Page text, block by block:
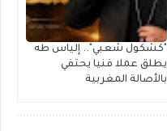
"كشكول شعبي".. إلياس طه
يطلق عملا فنيا يحتفي
بالأصالة المغربية